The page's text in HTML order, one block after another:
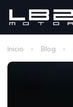
Inicio Blog